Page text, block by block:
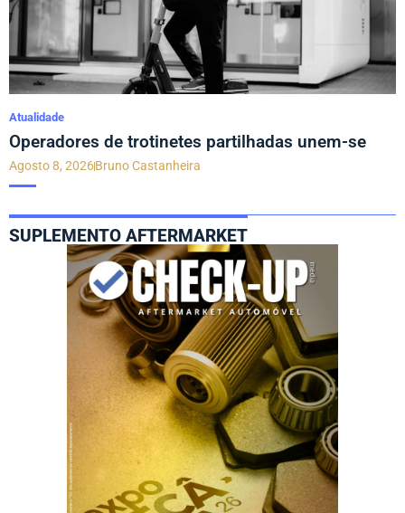
Atualidade
Operadores de trotinetes partilhadas unem-se
Agosto 8, 2026Bruno Castanheira
SUPLEMENTO AFTERMARKET